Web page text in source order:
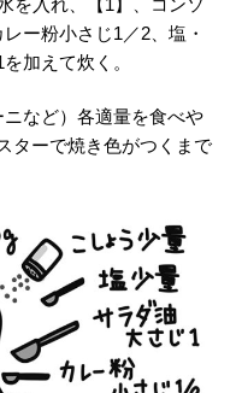
を入れ、【1】、コンソ
ー粉小さじ1／2、塩・
加えて炊く。
ニなど）各適量を食べや
ターで焼き色がつくまで